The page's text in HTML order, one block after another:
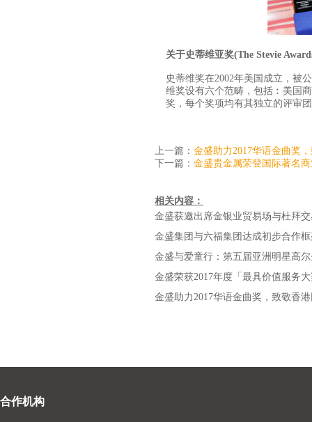
关于史蒂维亚奖(The Stevie
史蒂维奖在2002年美国成立，被
维奖设有六个范畴，包括︰美国
奖，每个奖项均有其独立的评审
上一篇： 金盛助力2017华语金曲奖
下一篇： 金盛贵金属荣登国际著名
相关内容：
金盛获邀出席金银业贸易场与杜拜
金盛集团与六福集团达成初步合作
金盛荣获2017年度「最具价值服务
金盛助力2017华语金曲奖，致敬香
合作机构